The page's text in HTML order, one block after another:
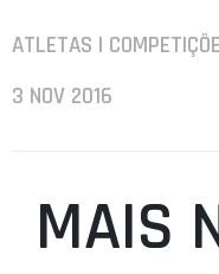
ATLETAS |
3 NOV 2016
MAIS